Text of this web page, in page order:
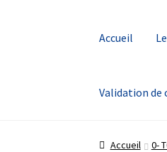
Accueil
Validation de
Accueil Le
Accueil 0-